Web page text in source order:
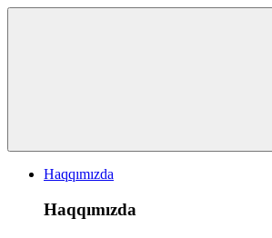
Haqqımızda
Haqqımızda